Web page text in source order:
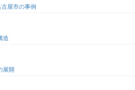
屋市の事例
造
展開